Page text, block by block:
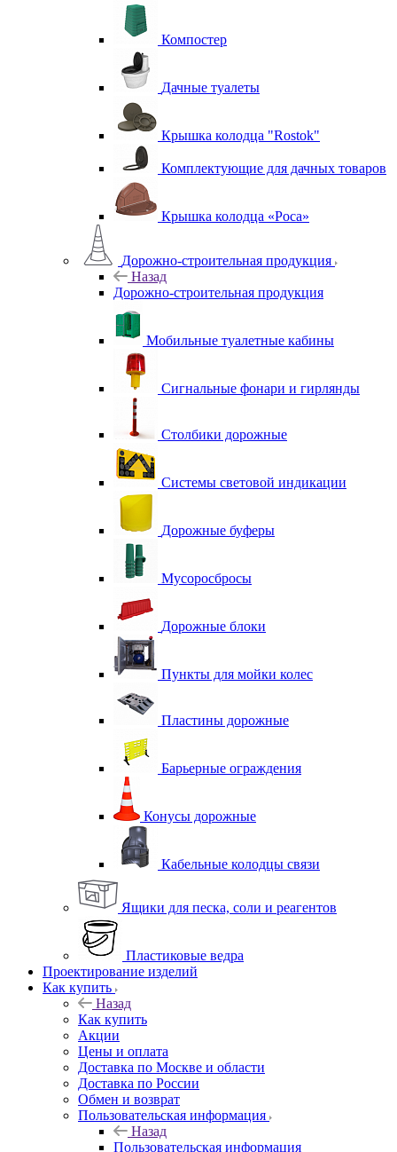
Компостер
Дачные туалеты
Крышка колодца "Rostok"
Комплектующие для дачных товаров
Крышка колодца «Роса»
Дорожно-строительная продукция
Назад
Дорожно-строительная продукция
Мобильные туалетные кабины
Сигнальные фонари и гирлянды
Столбики дорожные
Системы световой индикации
Дорожные буферы
Мусоросбросы
Дорожные блоки
Пункты для мойки колес
Пластины дорожные
Барьерные ограждения
Конусы дорожные
Кабельные колодцы связи
Ящики для песка, соли и реагентов
Пластиковые ведра
Проектирование изделий
Как купить
Назад
Как купить
Акции
Цены и оплата
Доставка по Москве и области
Доставка по России
Обмен и возврат
Пользовательская информация
Назад
Пользовательская информация